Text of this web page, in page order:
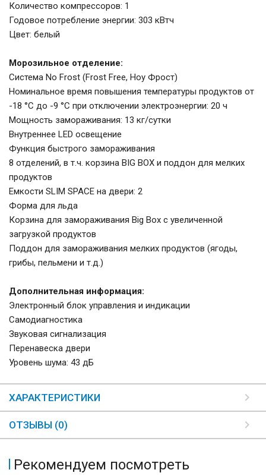
Количество компрессоров: 1
Годовое потребление энергии: 303 кВтч
Цвет: белый
Морозильное отделение:
Система No Frost (Frost Free, Ноу Фрост)
Номинальное время повышения температуры продуктов от
-18 °C до -9 °C при отключении электроэнергии: 20 ч
Мощность замораживания: 13 кг/сутки
Внутреннее LED освещение
Функция быстрого замораживания
8 отделений, в т.ч. корзина BIG BOX и поддон для мелких
продуктов
Емкости SLIM SPACE на двери: 2
Форма для льда
Корзина для замораживания Big Box с увеличенной
загрузкой продуктов
Поддон для замораживания мелких продуктов (ягоды,
грибы, пельмени и т.д.)
Дополнительная информация:
Электронный блок управления и индикации
Самодиагностика
Звуковая сигнализация
Перенавеска двери
Уровень шума: 43 дБ
ХАРАКТЕРИСТИКИ
ОТЗЫВЫ (0)
Рекомендуем посмотреть